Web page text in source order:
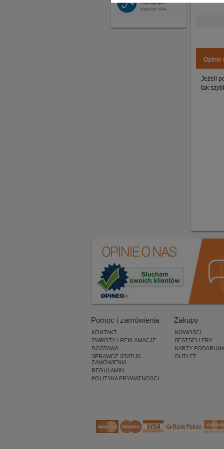
Opinie
Jeżeli
tak
Pomoc i zamówienia
KONTAKT
ZWROTY I REKLAMACJE
DOSTAWA
SPRAWDŹ STATUS
ZAMÓWIENIA
REGULAMIN
POLITYKA PRYWATNOŚCI
Zakupy
NOWOŚCI
BESTSELLERY
KARTY
OUTLET
ostatnia sztukatego produktu
×